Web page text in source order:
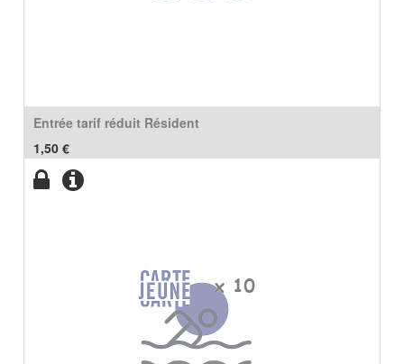
Entrée tarif réduit Résident
1,50 €